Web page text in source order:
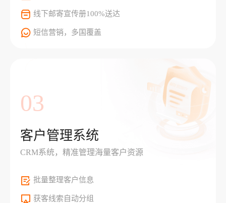
线下邮寄宣传册100%送达
短信营销，多国覆盖
03
客户管理系统
CRM系统，精准管理海量客户资源
批量整理客户信息
获客线索自动分组